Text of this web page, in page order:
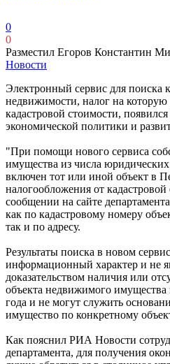
0
0
Разместил Егоров Константин
Новости
Электронный сервис для поиска
недвижимости, налог на которую
кадастровой стоимости,
экономической политики и
"При помощи нового сервиса
имущества из числа
включен тот или иной объект в
налогообложения от
сообщении на сайте
как по кадастровому номеру
так и по адресу.
Результаты поиска в новом
информационный характер и не
доказательством наличия или
объекта недвижимого имущества
года и не могут служить
имущество по конкретному
Как пояснил РИА Новости
департамента, для получения